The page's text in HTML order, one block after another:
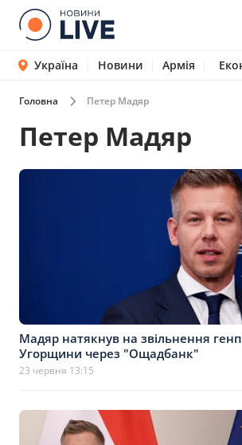
Україна Новини Армія
Головна Петер Мадяр
Петер Мадяр
Мадяр натякнув на звільнення
Угорщини через "Ощадбанк"
23 червня 13:15